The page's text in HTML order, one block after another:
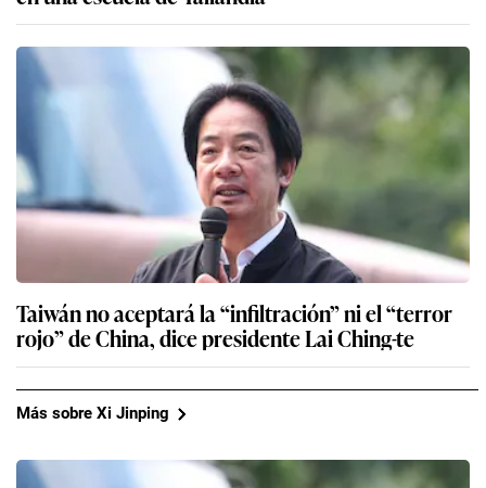
Taiwán no aceptará la “infiltración” ni el “terror
rojo” de China, dice presidente Lai Ching-te
Más sobre Xi Jinping